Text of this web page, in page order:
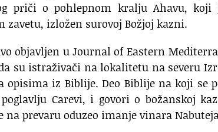
priči o pohlepnom kralju Ahavu,
zavetu, izložen surovoj Božjoj kazni.
objavljen u Journal of Eastern
su istraživači na lokalitetu na severu
opisima iz Biblije. Deo Biblije na koji se
Carevi, i govori o božanskoj
na prevaru oduzeo imanje vinara